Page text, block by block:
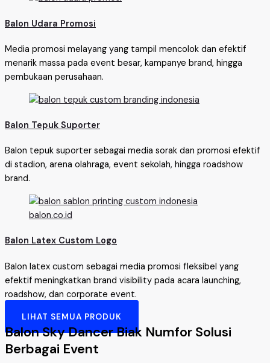
Balon Udara Promosi
Media promosi melayang yang tampil mencolok dan efektif
menarik massa pada event besar, kampanye brand, hingga
pembukaan perusahaan.
Balon Tepuk Suporter
Balon tepuk suporter sebagai media sorak dan promosi efektif
di stadion, arena olahraga, event sekolah, hingga roadshow
brand.
Balon Latex Custom Logo
Balon latex custom sebagai media promosi fleksibel yang
efektif meningkatkan brand visibility pada acara launching,
roadshow, dan corporate event.
LIHAT SEMUA PRODUK
Balon Sky Dancer Biak Numfor Solusi
Berbagai Event